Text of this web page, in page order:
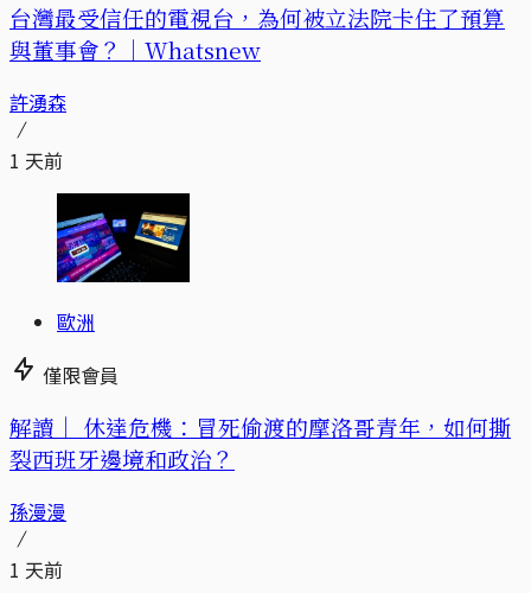
台灣最受信任的電視台，為何被立法院卡住了預算
與董事會？｜Whatsnew
許湧森
1 天前
歐洲
僅限會員
解讀｜ 休達危機：冒死偷渡的摩洛哥青年，如何撕
裂西班牙邊境和政治？
孫漫漫
1 天前